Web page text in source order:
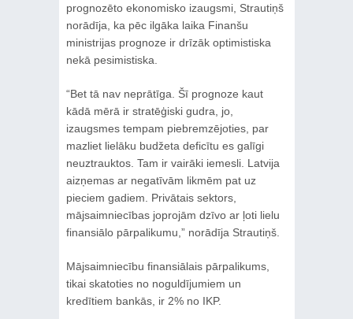
prognozēto ekonomisko izaugsmi, Strautiņš
norādīja, ka pēc ilgāka laika Finanšu
ministrijas prognoze ir drīzāk optimistiska
nekā pesimistiska.
“Bet tā nav neprātīga. Šī prognoze kaut
kādā mērā ir stratēģiski gudra, jo,
izaugsmes tempam piebremzējoties, par
mazliet lielāku budžeta deficītu es galīgi
neuztrauktos. Tam ir vairāki iemesli. Latvija
aizņemas ar negatīvām likmēm pat uz
pieciem gadiem. Privātais sektors,
mājsaimniecības joprojām dzīvo ar ļoti lielu
finansiālo pārpalikumu,” norādīja Strautiņš.
Mājsaimniecību finansiālais pārpalikums,
tikai skatoties no noguldījumiem un
kredītiem bankās, ir 2% no IKP.